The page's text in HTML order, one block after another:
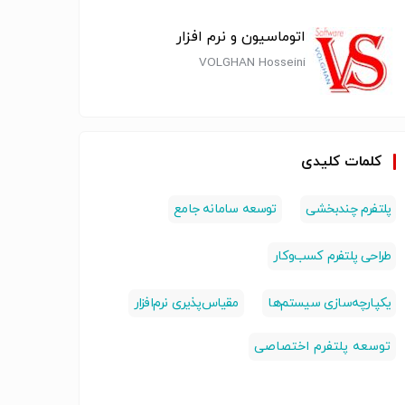
اتوماسیون و نرم افزار
VOLGHAN Hosseini
کلمات کلیدی
پلتفرم چندبخشی توسعه سامانه‌ جامع
طراحی پلتفرم کسب‌وکار
یکپارچه‌سازی سیستم‌ها مقیاس‌پذیری نرم‌افزار
توسعه پلتفرم اختصاصی